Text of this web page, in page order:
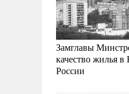
Замглавы
качество жилья
России